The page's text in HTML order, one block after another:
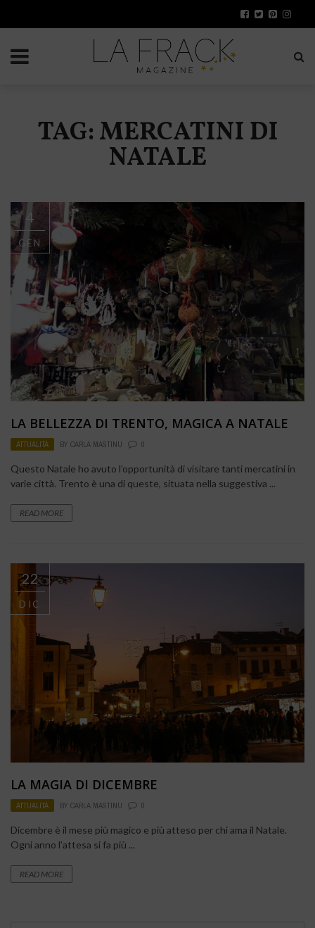
TAG: MERCATINI DI
NATALE
4
GEN
LA BELLEZZA DI TRENTO, MAGICA A NATALE
ATTUALITÀ BY CARLA MASTINU 0
Questo Natale ho avuto l’opportunità di visitare tanti mercatini in
varie città. Trento è una di queste, situata nella suggestiva ...
READ MORE
22
DIC
LA MAGIA DI DICEMBRE
ATTUALITÀ BY CARLA MASTINU 0
Dicembre è il mese più magico e più atteso per chi ama il Natale.
Ogni anno l’attesa si fa più ...
READ MORE